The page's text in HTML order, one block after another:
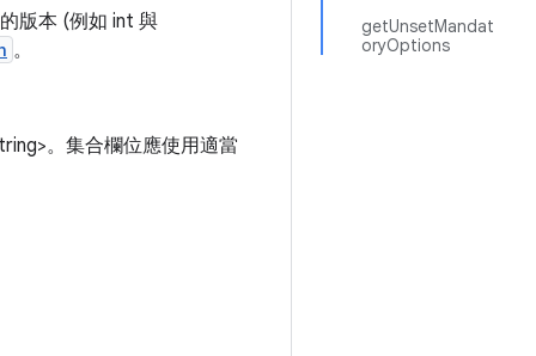
getUnsetMandat
oryOptions
版本 (例如 int 與
。
。集合欄位應使用適當